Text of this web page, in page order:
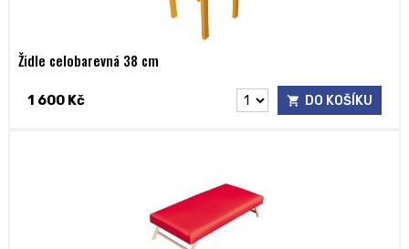
Židle celobarevná 38 cm
1 600 Kč DO KOŠÍKU